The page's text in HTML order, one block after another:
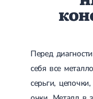
Острые
Бронхит
Острый
Бронхит
ОРВИ у
Перед
себя все
серьги,